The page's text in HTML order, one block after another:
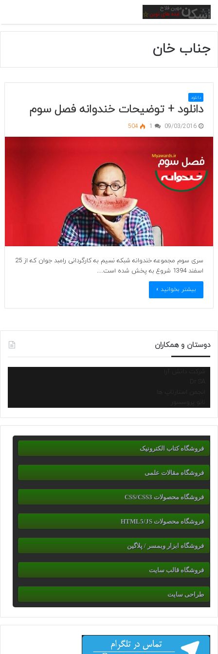
منو
جناب خان
دانلود
دانلود + توضیحات خندوانه فصل سوم
09/03/2016
1
504
سری سوم مجموعه خندوانه شبکه نسیم به کارگردانی رامبد جوان که از 25
اسفند 1394 شروع به پخش شده است…
بیشتر بخوانید »
دوستان و همکاران
شرکت دانش آرا
انجمن استارتاپ ها
نانو پروسسور
فروشگاه کتاب الکترونیک
فروشگاه مقالات علمی
فروشگاه محصولات CSS/CSS3
فروشگاه محصولات HTML5/JS
فروشگاه ابزار وبمسر / پلاگین
فروشگاه قالب سایت
طراحی سایت